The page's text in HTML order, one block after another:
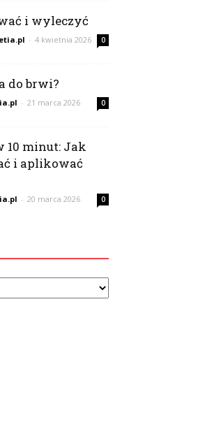
i wyleczyć
- 4 kwietnia 2026 0
do brwi?
- 21 marca 2026 0
10 minut: Jak
i aplikować
- 20 marca 2026 0